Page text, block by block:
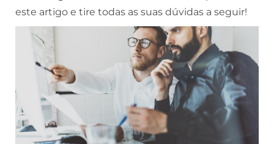
este artigo e tire todas as suas dúvidas a seguir!